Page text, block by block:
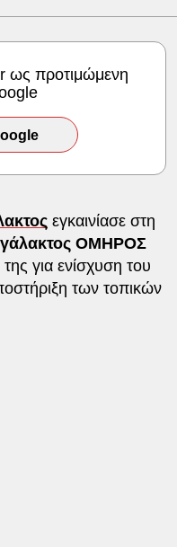
ως προτιμώμενη
εγκαινίασε στη
γάλακτος ΟΜΗΡΟΣ
για ενίσχυση του
των τοπικών